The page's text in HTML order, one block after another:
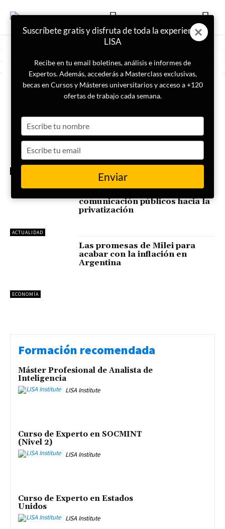
ETIQUETA
Milei Argentina
Milei cierra la agencia de
Inteligencia de Argentina y crea
el Sistema de Inteligencia
Nacional
ACTUALIDAD
El Gobierno de Milei
comunicación públicos hacia la
privatización
ECONOMÍA
Las promesas de Milei para
acabar con la inflación en
Argentina
Formación recomendada
Máster Profesional de Analista de
Inteligencia
LISA Institute
Curso de Experto en SOCMINT
(Nivel 2)
LISA Institute
Curso de Experto en Estados
Unidos
LISA Institute
Suscríbete gratis y disfruta de toda la experiencia
LISA
Recibe en tu email boletines, análisis e informes de
Expertos. Además, accederás a Masterclass exclusivas,
becas en Cursos y Másteres universitarios y acceso a +120
ofertas de trabajo cada semana.
your
name
your
email
Enviar